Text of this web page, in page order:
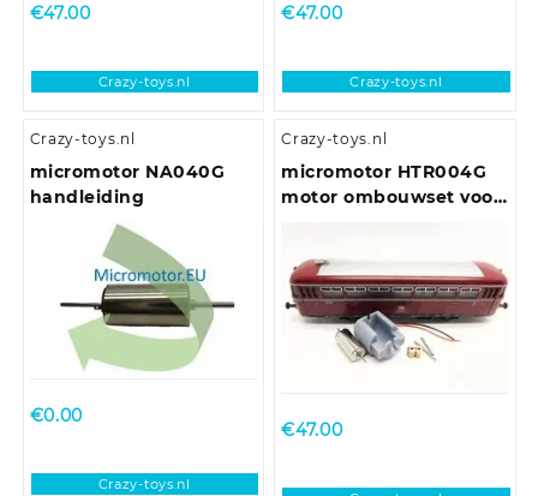
€47.00
Crazy-toys.nl
€47.00
Crazy-toys.nl
Crazy-toys.nl
micromotor NA040G
handleiding
€0.00
Crazy-toys.nl
Crazy-toys.nl
micromotor HTR004G
motor ombouwset voor
€47.00